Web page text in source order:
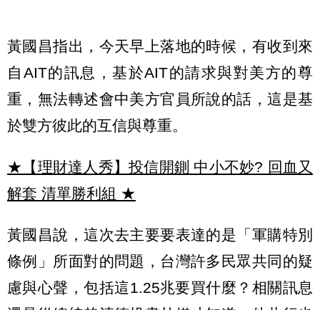
黃國昌指出，今天早上落地的時候，有收到來
自AIT的訊息，基於AIT的請求與對美方的尊
重，無法轉述會中美方官員所說的話，這是基
於雙方彼此的互信與尊重。
★【理財達人秀】投信開鍘 中小不妙? 回血又
解套 清單勝利組 ★
黃國昌說，這次去主要要表達的是「軍購特別
條例」所面對的問題，台灣許多民眾共同的疑
慮與心聲，包括這1.25兆要買什麼？相關訊息